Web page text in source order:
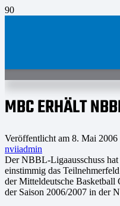
MBC ERHÄLT
Veröffentlicht am 8. Mai 2006
nviiadmin
Der NBBL-Ligaausschuss
einstimmig das
der Mitteldeutsche Basketball
der Saison 2006/2007 in der